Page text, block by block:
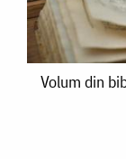
Volum
Volum din